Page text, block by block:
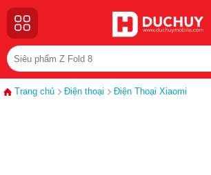
Trang chủ Điện thoại Điện Thoại Xiaomi